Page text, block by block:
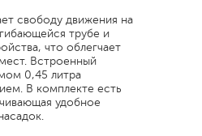
свободу движения на
трубе и
что облегчает
Встроенный
0,45 литра
В комплекте есть
удобное